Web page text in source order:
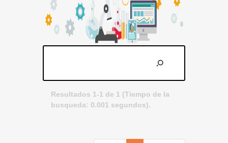
Resultados 1-1 de 1 (Tiempo de la
busqueda: 0.001 segundos).